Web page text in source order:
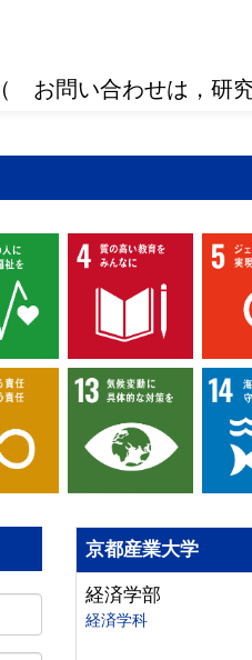
（ お問い合わせは，研
京都産業大学
経済学部
経済学科